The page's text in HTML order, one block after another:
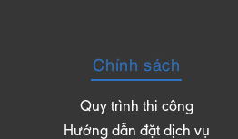
Chính sách
Quy trình thi công
Hướng dẫn đặt dịch vụ